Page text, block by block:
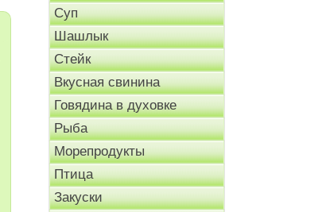
Суп
Шашлык
Стейк
Вкусная свинина
Говядина в духовке
Рыба
Морепродукты
Птица
Закуски